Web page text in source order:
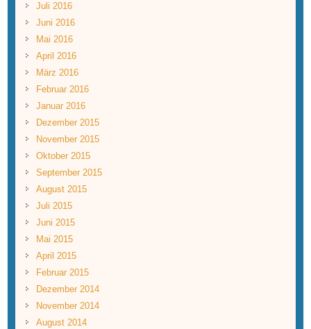
Juli 2016
Juni 2016
Mai 2016
April 2016
März 2016
Februar 2016
Januar 2016
Dezember 2015
November 2015
Oktober 2015
September 2015
August 2015
Juli 2015
Juni 2015
Mai 2015
April 2015
Februar 2015
Dezember 2014
November 2014
August 2014